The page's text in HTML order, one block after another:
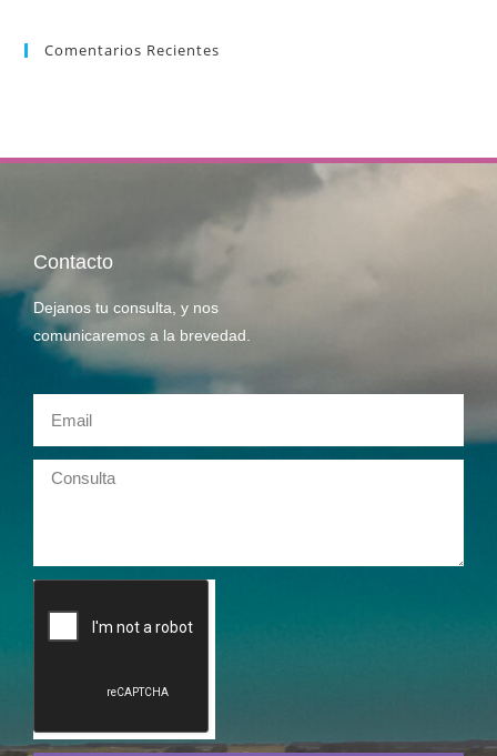
Comentarios Recientes
Contacto
Dejanos tu consulta, y nos
comunicaremos a la brevedad.